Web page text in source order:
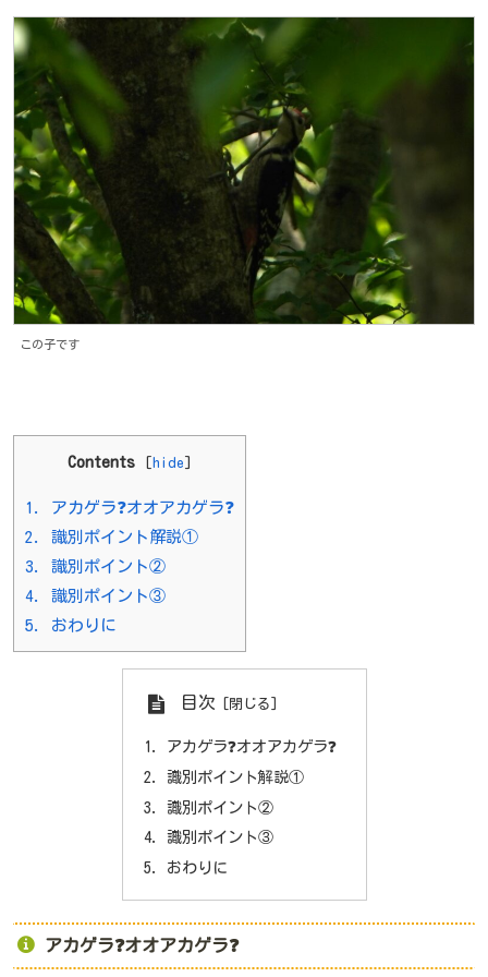
この子です
Contents [ hide ]
1.
アカゲラ❓オオアカゲラ❓
2.
識別ポイント解説①
3.
識別ポイント②
4.
識別ポイント③
5.
おわりに
目次
アカゲラ❓オオアカゲラ❓
識別ポイント解説①
識別ポイント②
識別ポイント③
おわりに
アカゲラ❓オオアカゲラ❓